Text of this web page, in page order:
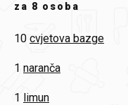
za 8 osoba
10 cvjetova bazge
1 naranča
1 limun